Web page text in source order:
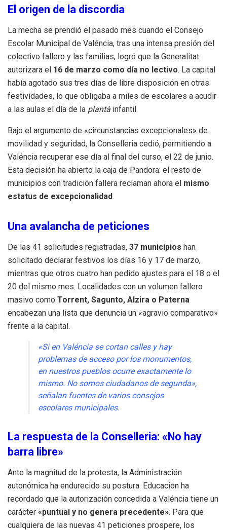
El origen de la discordia
La mecha se prendió el pasado mes cuando el Consejo
Escolar Municipal de Valéncia, tras una intensa presión del
colectivo fallero y las familias, logró que la Generalitat
autorizara el 16 de marzo como día no lectivo. La capital
había agotado sus tres días de libre disposición en otras
festividades, lo que obligaba a miles de escolares a acudir
a las aulas el día de la plantà infantil.
Bajo el argumento de «circunstancias excepcionales» de
movilidad y seguridad, la Conselleria cedió, permitiendo a
Valéncia recuperar ese día al final del curso, el 22 de junio.
Esta decisión ha abierto la caja de Pandora: el resto de
municipios con tradición fallera reclaman ahora el mismo
estatus de excepcionalidad.
Una avalancha de peticiones
De las 41 solicitudes registradas, 37 municipios han
solicitado declarar festivos los días 16 y 17 de marzo,
mientras que otros cuatro han pedido ajustes para el 18 o el
20 del mismo mes. Localidades con un volumen fallero
masivo como Torrent, Sagunto, Alzira o Paterna
encabezan una lista que denuncia un «agravio comparativo»
frente a la capital.
«Si en Valéncia se cortan calles y hay
problemas de acceso por los monumentos,
en nuestros pueblos ocurre exactamente lo
mismo. No somos ciudadanos de segunda»,
señalan fuentes de varios consejos
escolares municipales.
La respuesta de la Conselleria: «No hay
barra libre»
Ante la magnitud de la protesta, la Administración
autonómica ha endurecido su postura. Educación ha
recordado que la autorización concedida a Valéncia tiene un
carácter «puntual y no genera precedente». Para que
cualquiera de las nuevas 41 peticiones prospere, los